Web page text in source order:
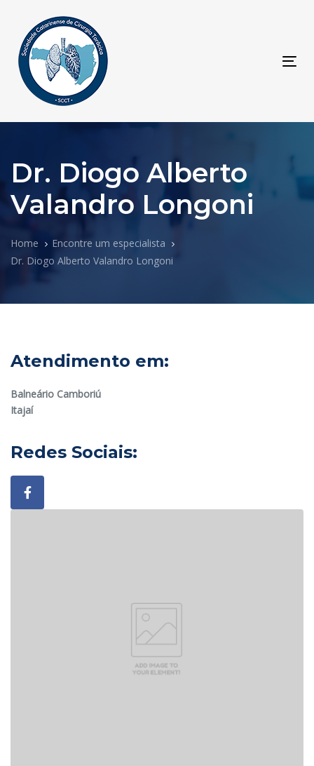
primary
navigation
Dr. Diogo Alberto
Valandro Longoni
Home
Encontre um especialista
Dr. Diogo Alberto Valandro Longoni
Atendimento em:
Balneário Camboriú
Itajaí
Redes Sociais: